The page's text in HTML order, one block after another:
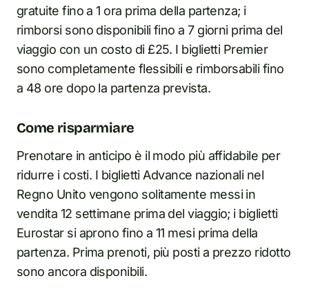
gratuite fino a 1 ora prima della partenza; i
rimborsi sono disponibili fino a 7 giorni prima del
viaggio con un costo di £25. I biglietti Premier
sono completamente flessibili e rimborsabili fino
a 48 ore dopo la partenza prevista.
Come risparmiare
Prenotare in anticipo è il modo più affidabile per
ridurre i costi. I biglietti Advance nazionali nel
Regno Unito vengono solitamente messi in
vendita 12 settimane prima del viaggio; i biglietti
Eurostar si aprono fino a 11 mesi prima della
partenza. Prima prenoti, più posti a prezzo ridotto
sono ancora disponibili.